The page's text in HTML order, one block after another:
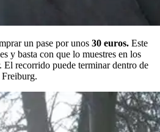
un pase por unos 30 euros. Este
y basta con que lo muestres en los
El recorrido puede terminar dentro de